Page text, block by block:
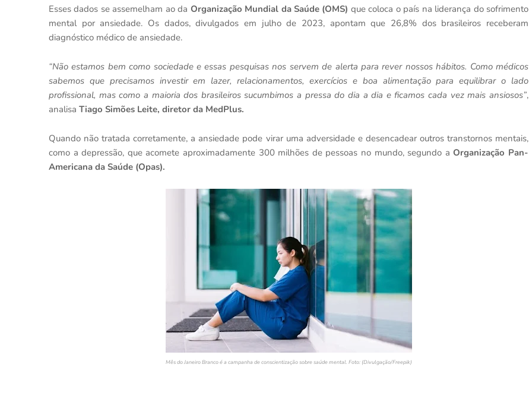
Esses dados se assemelham ao da Organização Mundial da Saúde (OMS) que coloca o país na liderança do sofrimento
mental por ansiedade. Os dados, divulgados em julho de 2023, apontam que 26,8% dos brasileiros receberam
diagnóstico médico de ansiedade.
“Não estamos bem como sociedade e essas pesquisas nos servem de alerta para rever nossos hábitos. Como médicos
sabemos que precisamos investir em lazer, relacionamentos, exercícios e boa alimentação para equilibrar o lado
profissional, mas como a maioria dos brasileiros sucumbimos a pressa do dia a dia e ficamos cada vez mais ansiosos”,
analisa Tiago Simões Leite, diretor da MedPlus.
Quando não tratada corretamente, a ansiedade pode virar uma adversidade e desencadear outros transtornos mentais,
como a depressão, que acomete aproximadamente 300 milhões de pessoas no mundo, segundo aOrganização Pan-
Americana da Saúde (Opas).
Mês do Janeiro Branco é a campanha de conscientização sobre saúde mental. Foto: (Divulgação/Freepik)